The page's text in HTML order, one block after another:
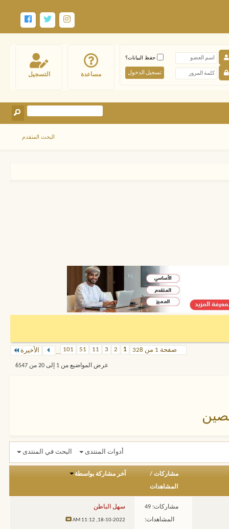
التسجيل مساعدة
حفظ البيانات؟
البحث المتقدم
صفحة 1 من 328 1
2
3
11
51
101
... الأخيرة
عرض المواضيع من 1 إلى 20 من 6547
أدوات المنتدى البحث في المنتدى
مشاركات /
المشاهدات
آخر مشاركة بواسطة
مشاركات: 49
المشاهدات:
سهل الباطن
18-10-2022,
11:12 AM